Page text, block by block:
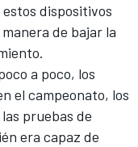
dispositivos
de bajar la
a poco, los
el campeonato, los
pruebas de
era capaz de